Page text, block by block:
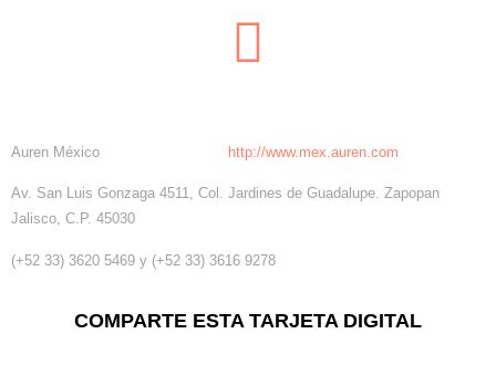
Auren México http://www.mex.auren.com
Av. San Luis Gonzaga 4511, Col. Jardines de Guadalupe. Zapopan
Jalisco, C.P. 45030
(+52 33) 3620 5469 y (+52 33) 3616 9278
COMPARTE ESTA TARJETA DIGITAL